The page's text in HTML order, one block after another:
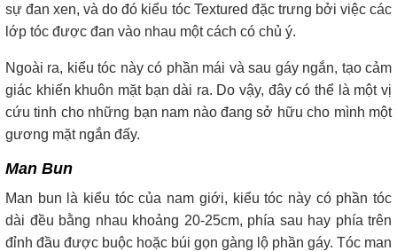
sự đan xen, và do đó kiểu tóc Textured đặc trưng bởi việc các
lớp tóc được đan vào nhau một cách có chủ ý.
Ngoài ra, kiểu tóc này có phần mái và sau gáy ngắn, tạo cảm
giác khiến khuôn mặt bạn dài ra. Do vậy, đây có thể là một vị
cứu tinh cho những bạn nam nào đang sở hữu cho mình một
gương mặt ngắn đấy.
Man Bun
Man bun là kiểu tóc của nam giới, kiểu tóc này có phần tóc
dài đều bằng nhau khoảng 20-25cm, phía sau hay phía trên
đỉnh đầu được buộc hoặc búi gọn gàng lộ phần gáy. Tóc man